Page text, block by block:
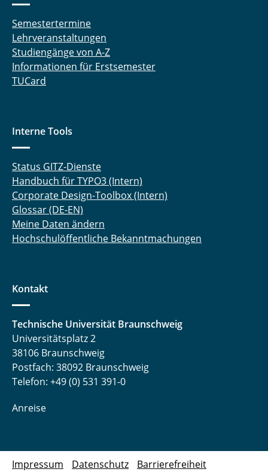
Semestertermine
Lehrveranstaltungen
Studiengänge von A-Z
Informationen für Erstsemester
TUCard
Interne Tools
Status GITZ-Dienste
Handbuch für TYPO3 (Intern)
Corporate Design-Toolbox (Intern)
Glossar (DE-EN)
Meine Daten ändern
Hochschulöffentliche Bekanntmachungen
Kontakt
Technische Universität Braunschweig
Universitätsplatz 2
38106 Braunschweig
Postfach: 38092 Braunschweig
Telefon: +49 (0) 531 391-0
Anreise
Impressum Datenschutz Barrierefreiheit